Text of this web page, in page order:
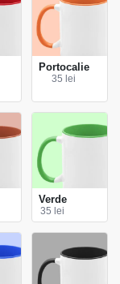
Portocalie
35 lei
Verde
35 lei